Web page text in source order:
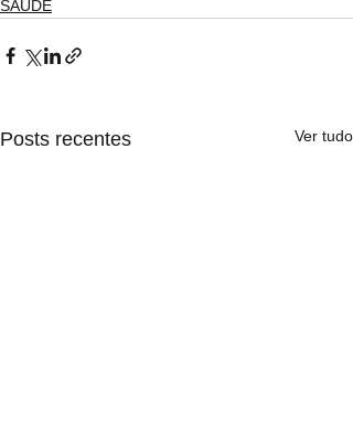
SAÚDE
Posts recentes Ver tudo